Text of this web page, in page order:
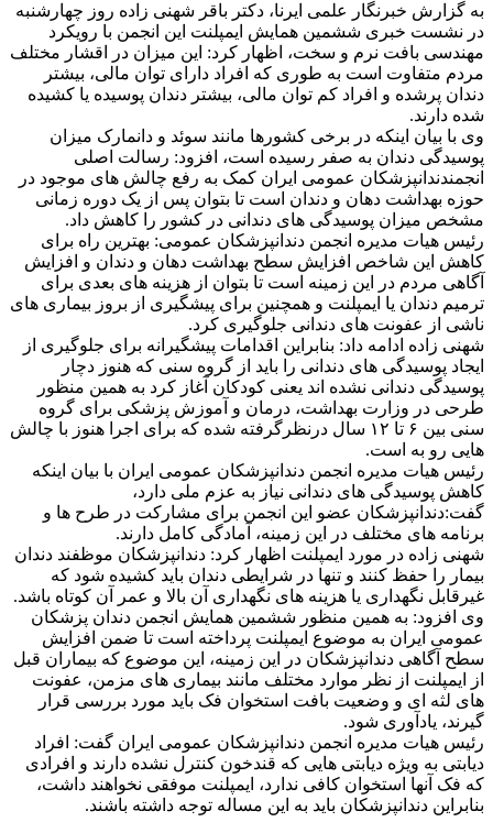
به گزارش خبرنگار علمی ایرنا، دکتر باقر شهنی زاده روز چهارشنبه
در نشست خبری ششمین همایش ایمپلنت این انجمن با رویکرد
مهندسی بافت نرم و سخت، اظهار کرد: این میزان در اقشار مختلف
مردم متفاوت است به طوری که افراد دارای توان مالی، بیشتر
دندان پرشده و افراد کم توان مالی، بیشتر دندان پوسیده یا کشیده
شده دارند.
وی با بیان اینکه در برخی کشورها مانند سوئد و دانمارک میزان
پوسیدگی دندان به صفر رسیده است، افزود: رسالت اصلی
انجمندندانپزشکان عمومی ایران کمک به رفع چالش های موجود در
حوزه بهداشت دهان و دندان است تا بتوان پس از یک دوره زمانی
مشخص میزان پوسیدگی های دندانی در کشور را کاهش داد.
رئیس هیات مدیره انجمن دندانپزشکان عمومی: بهترین راه برای
کاهش این شاخص افزایش سطح بهداشت دهان و دندان و افزایش
آگاهی مردم در این زمینه است تا بتوان از هزینه های بعدی برای
ترمیم دندان یا ایمپلنت و همچنین برای پیشگیری از بروز بیماری های
ناشی از عفونت های دندانی جلوگیری کرد.
شهنی زاده ادامه داد: بنابراین اقدامات پیشگیرانه برای جلوگیری از
ایجاد پوسیدگی های دندانی را باید از گروه سنی که هنوز دچار
پوسیدگی دندانی نشده اند یعنی کودکان آغاز کرد به همین منظور
طرحی در وزارت بهداشت، درمان و آموزش پزشکی برای گروه
سنی بین ۶ تا ۱۲ سال درنظرگرفته شده که برای اجرا هنوز با چالش
هایی رو به است.
رئیس هیات مدیره انجمن دندانپزشکان عمومی ایران با بیان اینکه
کاهش پوسیدگی های دندانی نیاز به عزم ملی دارد،
گفت:دندانپزشکان عضو این انجمن برای مشارکت در طرح ها و
برنامه های مختلف در این زمینه، آمادگی کامل دارند.
شهنی زاده در مورد ایمپلنت اظهار کرد: دندانپزشکان موظفند دندان
بیمار را حفظ کنند و تنها در شرایطی دندان باید کشیده شود که
غیرقابل نگهداری یا هزینه های نگهداری آن بالا و عمر آن کوتاه باشد.
وی افزود: به همین منظور ششمین همایش انجمن دندان پزشکان
عمومی ایران به موضوع ایمپلنت پرداخته است تا ضمن افزایش
سطح آگاهی دندانپزشکان در این زمینه، این موضوع که بیماران قبل
از ایمپلنت از نظر موارد مختلف مانند بیماری های مزمن، عفونت
های لثه ای و وضعیت بافت استخوان فک باید مورد بررسی قرار
گیرند، یادآوری شود.
رئیس هیات مدیره انجمن دندانپزشکان عمومی ایران گفت: افراد
دیابتی به ویژه دیابتی هایی که قندخون کنترل نشده دارند و افرادی
که فک آنها استخوان کافی ندارد، ایمپلنت موفقی نخواهند داشت،
بنابراین دندانپزشکان باید به این مساله توجه داشته باشند.